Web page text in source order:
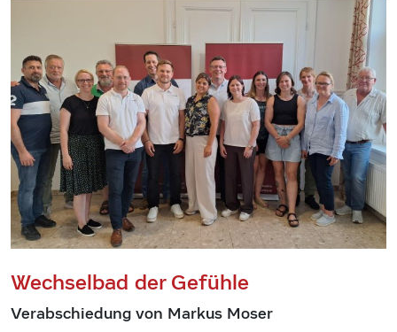
Wechselbad der Gefühle
Verabschiedung von Markus Moser